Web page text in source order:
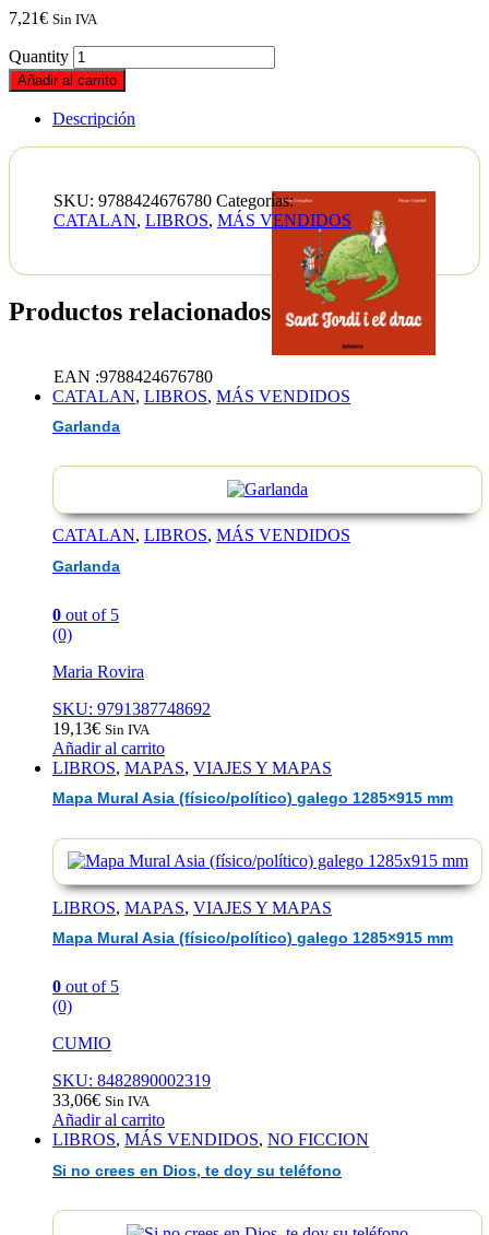
7,21€ Sin IVA
Quantity
Añadir al carrito
Descripción
EAN :9788424676780
SKU: 9788424676780 Categorías:
CATALAN, LIBROS, MÁS VENDIDOS
Productos relacionados
CATALAN, LIBROS, MÁS VENDIDOS
Garlanda
CATALAN, LIBROS, MÁS VENDIDOS
Garlanda
0 out of 5
(0)
Maria Rovira
SKU: 9791387748692
19,13€ Sin IVA
Añadir al carrito
LIBROS, MAPAS, VIAJES Y MAPAS
Mapa Mural Asia (físico/político) galego 1285×915 mm
LIBROS, MAPAS, VIAJES Y MAPAS
Mapa Mural Asia (físico/político) galego 1285×915 mm
0 out of 5
(0)
CUMIO
SKU: 8482890002319
33,06€ Sin IVA
Añadir al carrito
LIBROS, MÁS VENDIDOS, NO FICCION
Si no crees en Dios, te doy su teléfono